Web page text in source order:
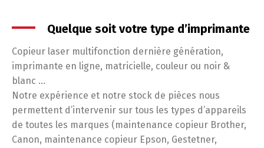
Quelque soit votre type d’imprimante
Copieur laser multifonction dernière génération,
imprimante en ligne, matricielle, couleur ou noir &
blanc …
Notre expérience et notre stock de pièces nous
permettent d’intervenir sur tous les types d’appareils
de toutes les marques (maintenance copieur Brother,
Canon, maintenance copieur Epson, Gestetner,